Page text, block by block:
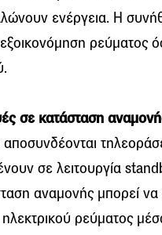
ενέργεια. Η
ρεύματος
σε κατάσταση
αποσυνδέονται
σε λειτουργία
αναμονής μπορεί να
ρεύματος